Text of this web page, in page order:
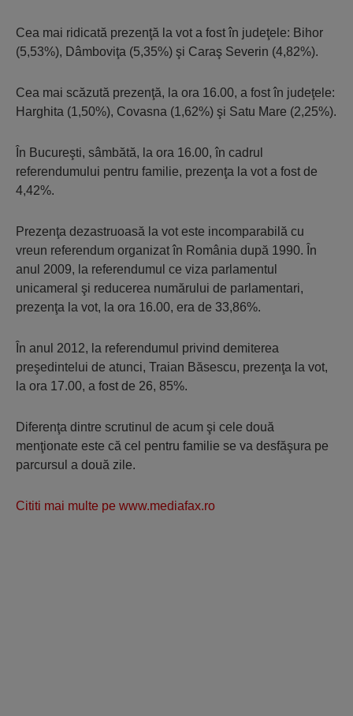
Cea mai ridicată prezenţă la vot a fost în judeţele: Bihor
(5,53%), Dâmboviţa (5,35%) şi Caraş Severin (4,82%).
Cea mai scăzută prezenţă, la ora 16.00, a fost în judeţele:
Harghita (1,50%), Covasna (1,62%) şi Satu Mare (2,25%).
În Bucureşti, sâmbătă, la ora 16.00, în cadrul
referendumului pentru familie, prezenţa la vot a fost de
4,42%.
Prezenţa dezastruoasă la vot este incomparabilă cu
vreun referendum organizat în România după 1990. În
anul 2009, la referendumul ce viza parlamentul
unicameral şi reducerea numărului de parlamentari,
prezenţa la vot, la ora 16.00, era de 33,86%.
În anul 2012, la referendumul privind demiterea
preşedintelui de atunci, Traian Băsescu, prezenţa la vot,
la ora 17.00, a fost de 26, 85%.
Diferenţa dintre scrutinul de acum şi cele două
menţionate este că cel pentru familie se va desfăşura pe
parcursul a două zile.
Cititi mai multe pe www.mediafax.ro